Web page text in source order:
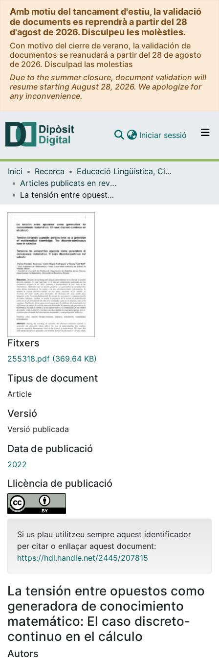
Amb motiu del tancament d'estiu, la validació
de documents es reprendrà a partir del 28
d'agost de 2026. Disculpeu les molèsties.
Con motivo del cierre de verano, la validación de
documentos se reanudará a partir del 28 de agosto
de 2026. Disculpad las molestias
Due to the summer closure, document validation will
resume starting August 28, 2026. We apologize for
any inconvenience.
Navega per tot el DD
Com publicar
Iniciar sessió (current)
Inici Recerca
Educació Lingüística, Científica i Matemàtica
Articles publicats en revistes (Educació Lingüística, Científica i Matemàtica)
La tensión entre opuestos como generadora de conocimiento matemático: El caso discreto-continuo en el cálculo
Fitxers
255318.pdf (369.64 KB)
Tipus de document
Article
Versió
Versió publicada
Data de publicació
2022
Llicència de publicació
Si us plau utilitzeu sempre aquest identificador
per citar o enllaçar aquest document:
https://hdl.handle.net/2445/207815
La tensión entre opuestos como
generadora de conocimiento
matemático: El caso discreto-
continuo en el cálculo
Autors